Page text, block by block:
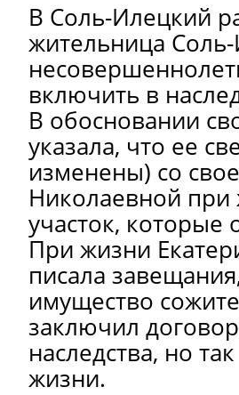
В Соль-Илецкий
жительница
включить в
В обосновании
указала, что ее
изменены) со
Николаевной
участок,
При жизни
писала
имущество
заключил
наследства, но
жизни.